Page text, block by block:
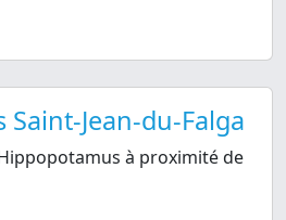
Jean-du-Falga
à proximité de